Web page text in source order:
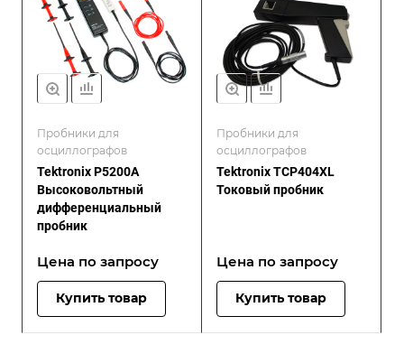
Пробники для
осциллографов
Tektronix P5200A
Высоковольтный
дифференциальный
пробник
Цена по запросу
Купить товар
Пробники для
осциллографов
Tektronix TCP404XL
Токовый пробник
Цена по запросу
Купить товар